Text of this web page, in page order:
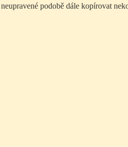
podobě dále kopírovat